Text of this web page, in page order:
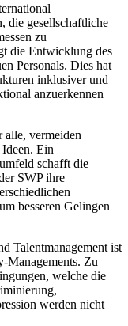
die gesellschaftliche
zu
die Entwicklung des
Personals. Dies hat
inklusiver und
anzuerkennen
alle, vermeiden
Ein
schafft die
SWP ihre
besseren Gelingen
Talentmanagement ist
Managements. Zu
welche die
werden nicht